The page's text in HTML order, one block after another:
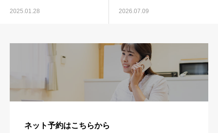
2025.01.28 2026.07.09
ネット予約はこちらから